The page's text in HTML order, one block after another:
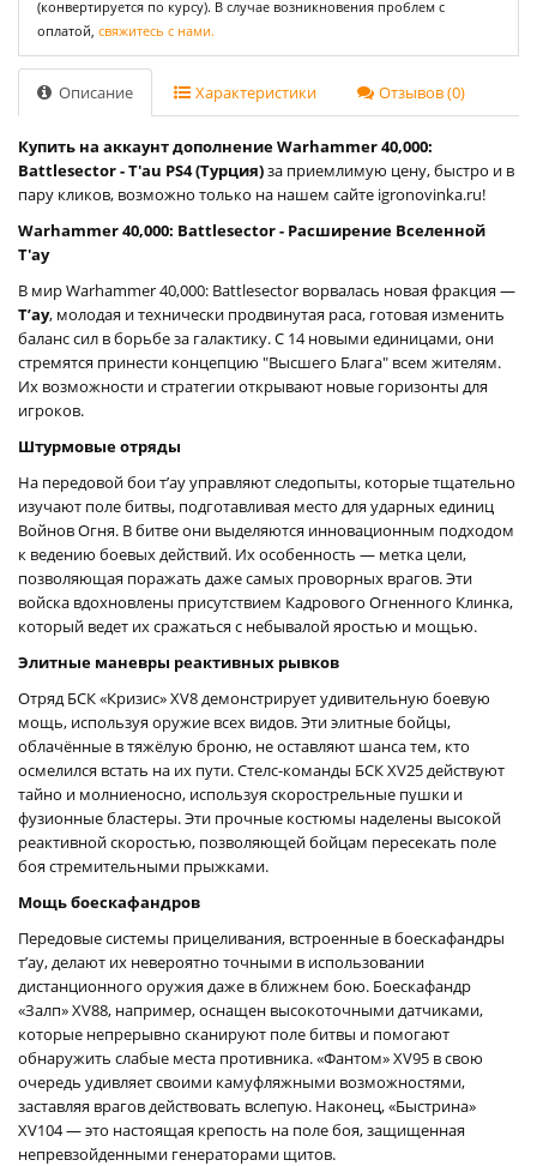
(конвертируется по курсу). В случае возникновения проблем с
оплатой, свяжитесь с нами.
Описание Характеристики Отзывов (0)
Купить на аккаунт дополнение Warhammer 40,000:
Battlesector - T'au PS4 (Турция)за приемлимую цену, быстро и в
пару кликов, возможно только на нашем сайте igronovinka.ru!
Warhammer 40,000: Battlesector - Расширение Вселенной
Т'ау
В мир Warhammer 40,000: Battlesector ворвалась новая фракция —
Т’ау, молодая и технически продвинутая раса, готовая изменить
баланс сил в борьбе за галактику. С 14 новыми единицами, они
стремятся принести концепцию "Высшего Блага" всем жителям.
Их возможности и стратегии открывают новые горизонты для
игроков.
Штурмовые отряды
На передовой бои т’ау управляют следопыты, которые тщательно
изучают поле битвы, подготавливая место для ударных единиц
Войнов Огня. В битве они выделяются инновационным подходом
к ведению боевых действий. Их особенность — метка цели,
позволяющая поражать даже самых проворных врагов. Эти
войска вдохновлены присутствием Кадрового Огненного Клинка,
который ведет их сражаться с небывалой яростью и мощью.
Элитные маневры реактивных рывков
Отряд БСК «Кризис» XV8 демонстрирует удивительную боевую
мощь, используя оружие всех видов. Эти элитные бойцы,
облачённые в тяжёлую броню, не оставляют шанса тем, кто
осмелился встать на их пути. Стелс-команды БСК XV25 действуют
тайно и молниеносно, используя скорострельные пушки и
фузионные бластеры. Эти прочные костюмы наделены высокой
реактивной скоростью, позволяющей бойцам пересекать поле
боя стремительными прыжками.
Мощь боескафандров
Передовые системы прицеливания, встроенные в боескафандры
т’ау, делают их невероятно точными в использовании
дистанционного оружия даже в ближнем бою. Боескафандр
«Залп» XV88, например, оснащен высокоточными датчиками,
которые непрерывно сканируют поле битвы и помогают
обнаружить слабые места противника. «Фантом» XV95 в свою
очередь удивляет своими камуфляжными возможностями,
заставляя врагов действовать вслепую. Наконец, «Быстрина»
XV104 — это настоящая крепость на поле боя, защищенная
непревзойденными генераторами щитов.